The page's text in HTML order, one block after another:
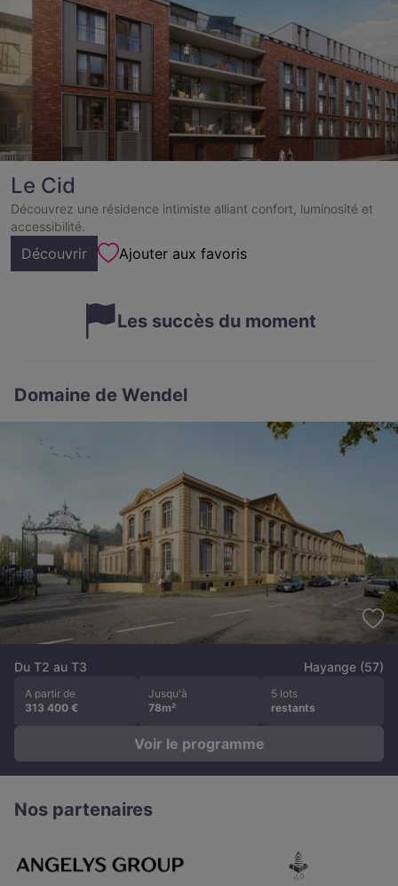
Le Cid
Découvrez une résidence intimiste alliant confort, luminosité et
accessibilité.
Découvrir Ajouter aux favoris
Les succès du moment
Domaine de Wendel
Du T2 au T3 Hayange (57)
A partir de
313 400 €
Jusqu'à
78m²
5 lots
restants
Voir le programme
Nos partenaires